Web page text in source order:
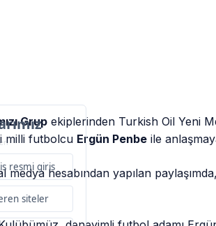
resmi giris
siteler
Grup ekiplerinden Turkish Oil Yeni
milli futbolcu Ergün Penbe ile
medya hesabından yapılan